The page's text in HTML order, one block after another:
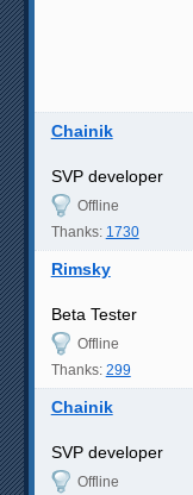
Chainik
SVP developer
Offline
Thanks: 1730
Rimsky
Beta Tester
Offline
Thanks: 299
Chainik
SVP developer
Offline